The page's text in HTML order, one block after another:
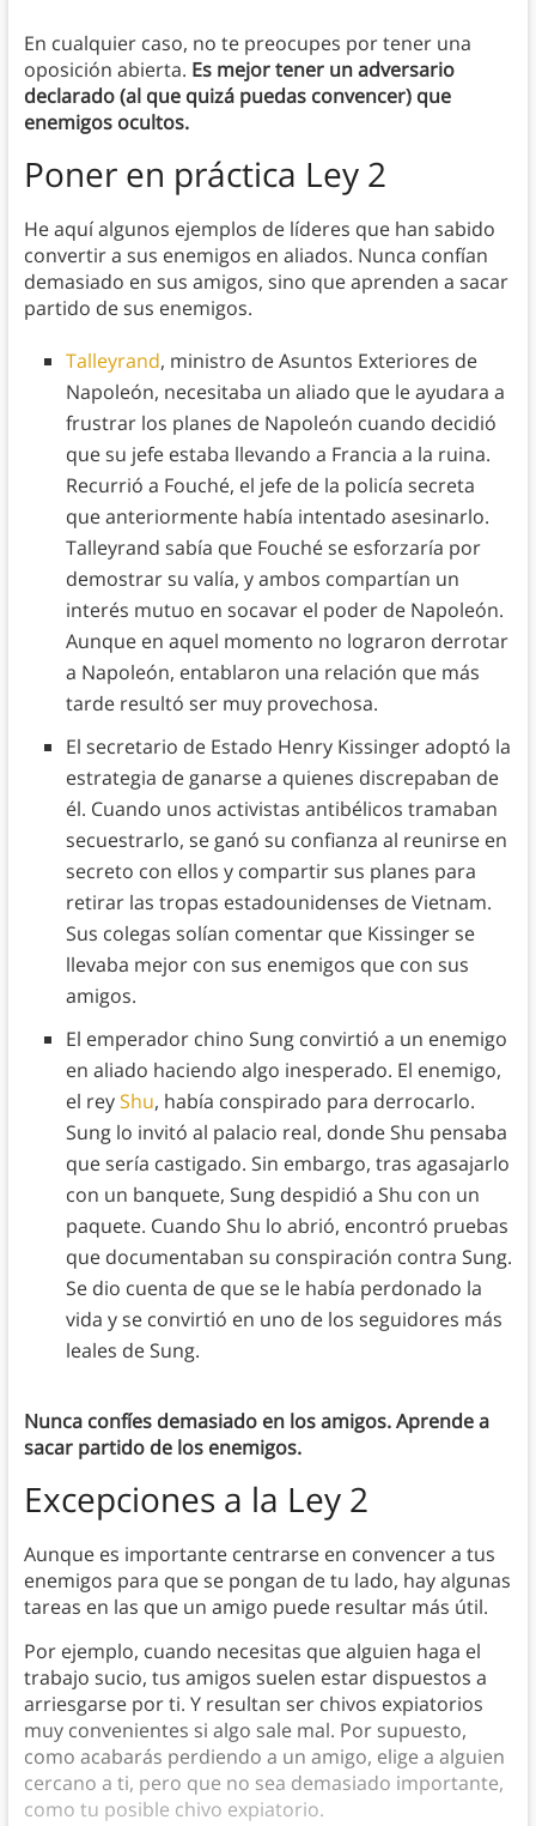
En cualquier caso, no te preocupes por tener una
oposición abierta. Es mejor tener un adversario
declarado (al que quizá puedas convencer) que
enemigos ocultos.
Poner en práctica Ley 2
He aquí algunos ejemplos de líderes que han sabido
convertir a sus enemigos en aliados. Nunca confían
demasiado en sus amigos, sino que aprenden a sacar
partido de sus enemigos.
Talleyrand, ministro de Asuntos Exteriores de
Napoleón, necesitaba un aliado que le ayudara a
frustrar los planes de Napoleón cuando decidió
que su jefe estaba llevando a Francia a la ruina.
Recurrió a Fouché, el jefe de la policía secreta
que anteriormente había intentado asesinarlo.
Talleyrand sabía que Fouché se esforzaría por
demostrar su valía, y ambos compartían un
interés mutuo en socavar el poder de Napoleón.
Aunque en aquel momento no lograron derrotar
a Napoleón, entablaron una relación que más
tarde resultó ser muy provechosa.
El secretario de Estado Henry Kissinger adoptó la
estrategia de ganarse a quienes discrepaban de
él. Cuando unos activistas antibélicos tramaban
secuestrarlo, se ganó su confianza al reunirse en
secreto con ellos y compartir sus planes para
retirar las tropas estadounidenses de Vietnam.
Sus colegas solían comentar que Kissinger se
llevaba mejor con sus enemigos que con sus
amigos.
El emperador chino Sung convirtió a un enemigo
en aliado haciendo algo inesperado. El enemigo,
el reyShu, había conspirado para derrocarlo.
Sung lo invitó al palacio real, donde Shu pensaba
que sería castigado. Sin embargo, tras agasajarlo
con un banquete, Sung despidió a Shu con un
paquete. Cuando Shu lo abrió, encontró pruebas
que documentaban su conspiración contra Sung.
Se dio cuenta de que se le había perdonado la
vida y se convirtió en uno de los seguidores más
leales de Sung.
Nunca confíes demasiado en los amigos. Aprende a
sacar partido de los enemigos.
Excepciones a la Ley2
Aunque es importante centrarse en convencer a tus
enemigos para que se pongan de tu lado, hay algunas
tareas en las que un amigo puede resultar más útil.
Por ejemplo, cuando necesitas que alguien haga el
trabajo sucio, tus amigos suelen estar dispuestos a
arriesgarse por ti. Y resultan ser chivos expiatorios
muy convenientes si algo sale mal. Por supuesto,
como acabarás perdiendo a un amigo, elige a alguien
cercano a ti, pero que no sea demasiado importante,
como tu posible chivo expiatorio.